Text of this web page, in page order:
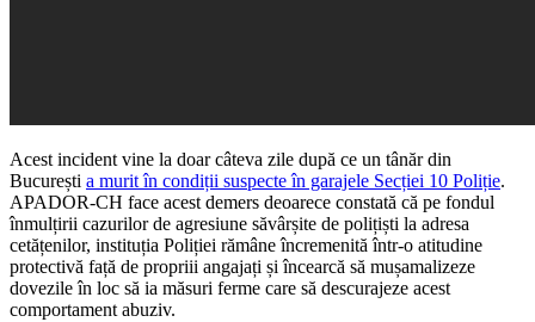
Acest incident vine la doar câteva zile după ce un tânăr din
București a murit în condiții suspecte în garajele Secției 10 Poliție.
APADOR-CH face acest demers deoarece constată că pe fondul
înmulțirii cazurilor de agresiune săvârșite de polițiști la adresa
cetățenilor, instituția Poliției rămâne încremenită într-o atitudine
protectivă față de propriii angajați și încearcă să mușamalizeze
dovezile în loc să ia măsuri ferme care să descurajeze acest
comportament abuziv.